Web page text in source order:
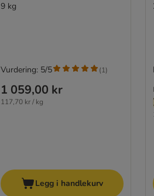
9 kg
1 059,00 kr
117,70 kr / kg
Vurdering: 5/5 (1)
Legg i handlekurv